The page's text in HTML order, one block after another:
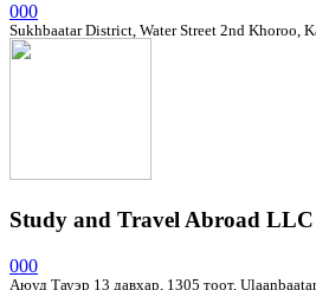
000
Sukhbaatar District, Water Street 2nd Khoroo,
Study and Travel Abroad LLC
000
Аюуд Тауэр 13 давхар, 1305 тоот,